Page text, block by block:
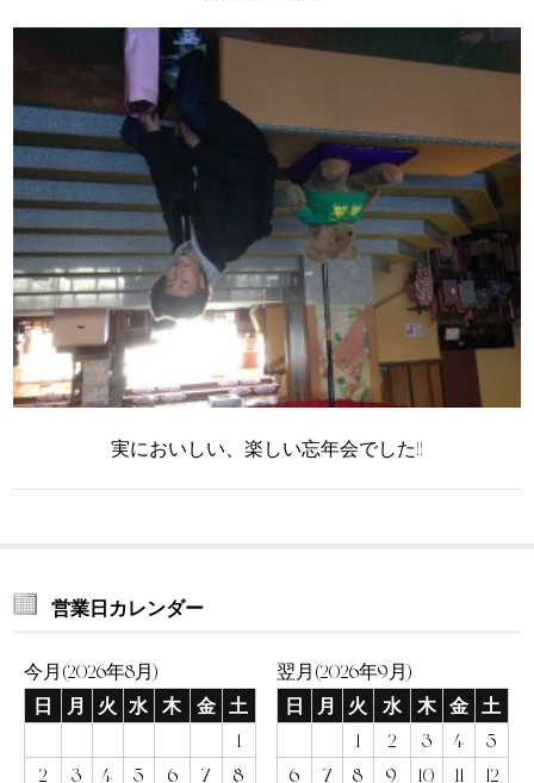
実においしい、楽しい忘年会でした!!
営業日カレンダー
今月(2026年8月)
日
月 火 水 木 金
土
1
2
3 4 5 6 7 8
翌月(2026年9月)
日
月 火 水 木 金
土
1
2 3 4
5
6
7 8 9 10 11 12